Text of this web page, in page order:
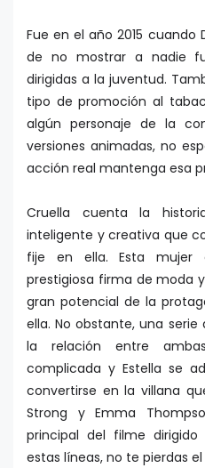
Fue en el año 2015 cuando
de no mostrar a nadie
dirigidas a la juventud.
tipo de promoción al
algún personaje de la
versiones animadas, no
acción real mantenga esa
Cruella cuenta la
inteligente y creativa que
fije en ella. Esta
prestigiosa firma de moda
gran potencial de la
ella. No obstante, una
la relación entre
complicada y Estella se
convertirse en la villana
Strong y Emma
principal del filme dirigido
estas líneas, no te pierdas el